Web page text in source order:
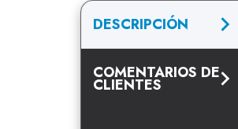
DESCRIPCIÓN
COMENTARIOS DE
CLIENTES